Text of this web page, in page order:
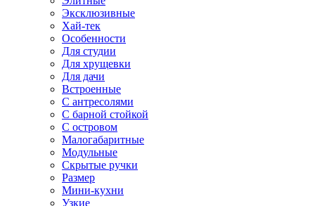
Эксклюзивные
Хай-тек
Особенности
Для студии
Для хрущевки
Для дачи
Встроенные
С антресолями
С барной стойкой
С островом
Малогабаритные
Модульные
Скрытые ручки
Размер
Мини-кухни
Узкие